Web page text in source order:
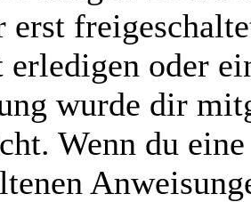
erledigen oder
wurde dir
Wenn du